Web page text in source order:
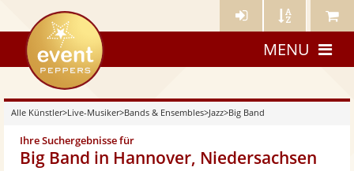
Künstler- Künstler Meine
eventpeppers
MENU
Alle Künstler>Live-Musiker>Bands & Ensembles>Jazz>Big Band
Ihre Suchergebnisse für
Big Band in Hannover, Niedersachsen